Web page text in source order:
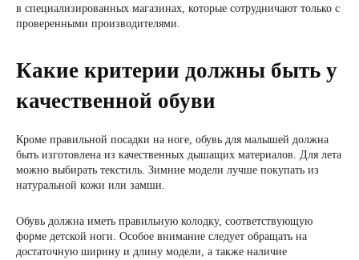
в специализированных магазинах, которые сотрудничают только с
проверенными производителями.
Какие критерии должны быть у
качественной обуви
Кроме правильной посадки на ноге, обувь для малышей должна
быть изготовлена из качественных дышащих материалов. Для лета
можно выбирать текстиль. Зимние модели лучше покупать из
натуральной кожи или замши.
Обувь должна иметь правильную колодку, соответствующую
форме детской ноги. Особое внимание следует обращать на
достаточную ширину и длину модели, а также наличие